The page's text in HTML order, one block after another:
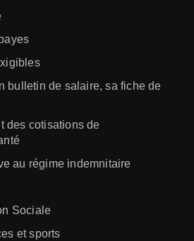
bulletin de salaire, sa fiche de
des cotisations de
au régime indemnitaire
Sociale
et sports